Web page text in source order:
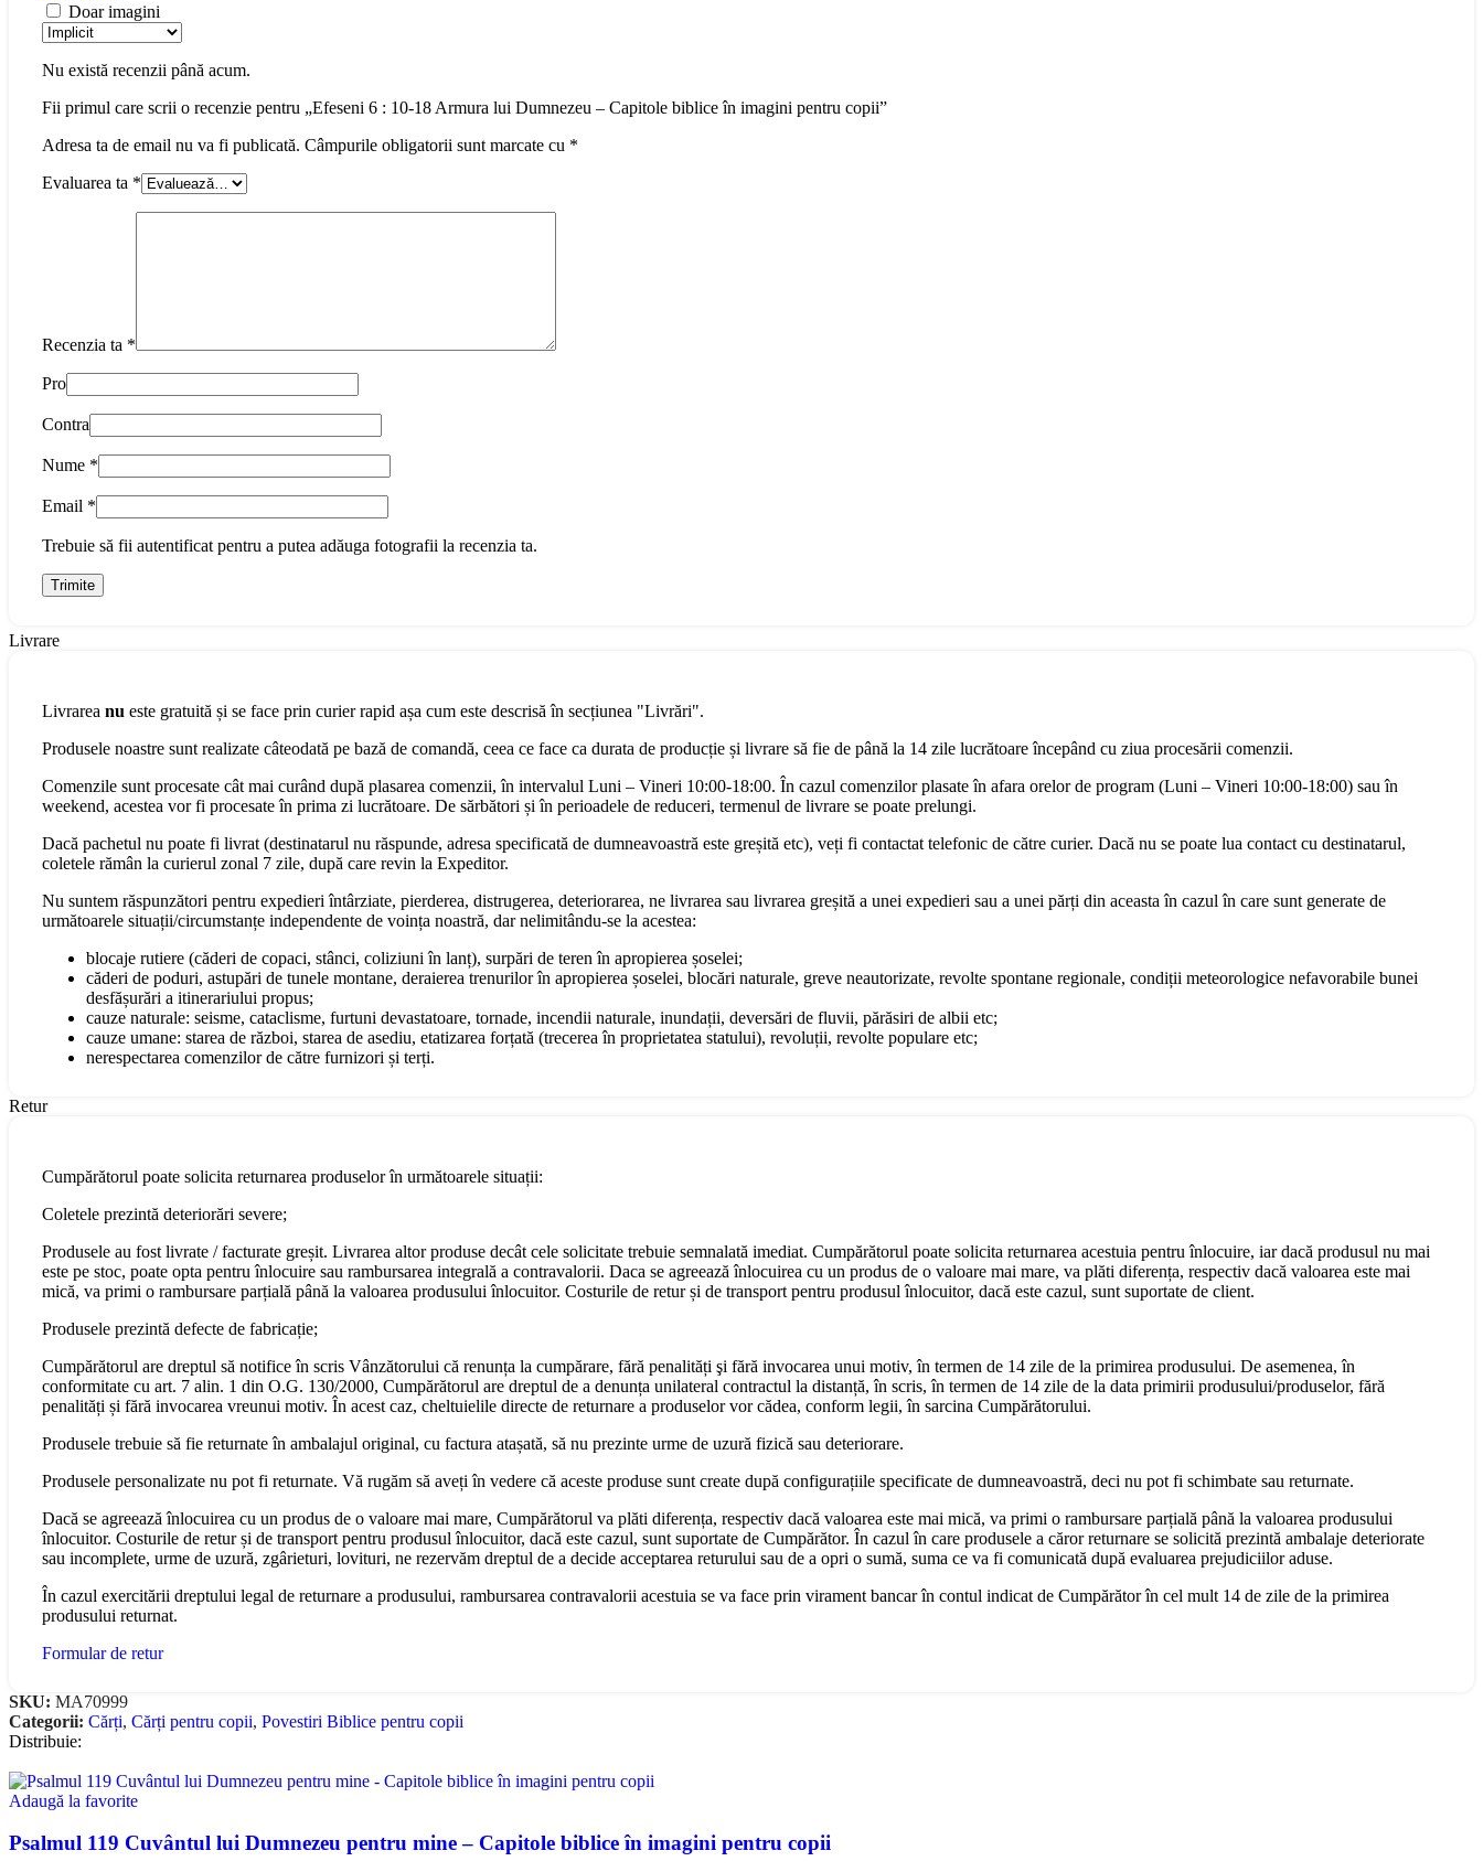
Doar imagini
Nu există recenzii până acum.
Fii primul care scrii o recenzie pentru „Efeseni 6 : 10-18 Armura lui Dumnezeu – Capitole biblice în imagini pentru copii”
Adresa ta de email nu va fi publicată. Câmpurile obligatorii sunt marcate cu *
Evaluarea ta *
Recenzia ta *
Pro
Contra
Nume *
Email *
Trebuie să fii autentificat pentru a putea adăuga fotografii la recenzia ta.
Livrare
Livrarea nu este gratuită și se face prin curier rapid așa cum este descrisă în secțiunea "Livrări".
Produsele noastre sunt realizate câteodată pe bază de comandă, ceea ce face ca durata de producție și livrare să fie de până la 14 zile lucrătoare începând cu ziua procesării comenzii.
Comenzile sunt procesate cât mai curând după plasarea comenzii, în intervalul Luni – Vineri 10:00-18:00. În cazul comenzilor plasate în afara orelor de program (Luni – Vineri 10:00-18:00) sau în
weekend, acestea vor fi procesate în prima zi lucrătoare. De sărbători și în perioadele de reduceri, termenul de livrare se poate prelungi.
Dacă pachetul nu poate fi livrat (destinatarul nu răspunde, adresa specificată de dumneavoastră este greșită etc), veți fi contactat telefonic de către curier. Dacă nu se poate lua contact cu destinatarul,
coletele rămân la curierul zonal 7 zile, după care revin la Expeditor.
Nu suntem răspunzători pentru expedieri întârziate, pierderea, distrugerea, deteriorarea, ne livrarea sau livrarea greșită a unei expedieri sau a unei părți din aceasta în cazul în care sunt generate de
următoarele situații/circumstanțe independente de voința noastră, dar nelimitându-se la acestea:
blocaje rutiere (căderi de copaci, stânci, coliziuni în lanț), surpări de teren în apropierea șoselei;
căderi de poduri, astupări de tunele montane, deraierea trenurilor în apropierea șoselei, blocări naturale, greve neautorizate, revolte spontane regionale, condiții meteorologice nefavorabile bunei
desfășurări a itinerariului propus;
cauze naturale: seisme, cataclisme, furtuni devastatoare, tornade, incendii naturale, inundații, deversări de fluvii, părăsiri de albii etc;
cauze umane: starea de război, starea de asediu, etatizarea forțată (trecerea în proprietatea statului), revoluții, revolte populare etc;
nerespectarea comenzilor de către furnizori și terți.
Retur
Cumpărătorul poate solicita returnarea produselor în următoarele situații:
Coletele prezintă deteriorări severe;
Produsele au fost livrate / facturate greșit. Livrarea altor produse decât cele solicitate trebuie semnalată imediat. Cumpărătorul poate solicita returnarea acestuia pentru înlocuire, iar dacă produsul nu mai
este pe stoc, poate opta pentru înlocuire sau rambursarea integrală a contravalorii. Daca se agreează înlocuirea cu un produs de o valoare mai mare, va plăti diferența, respectiv dacă valoarea este mai
mică, va primi o rambursare parțială până la valoarea produsului înlocuitor. Costurile de retur și de transport pentru produsul înlocuitor, dacă este cazul, sunt suportate de client.
Produsele prezintă defecte de fabricație;
Cumpărătorul are dreptul să notifice în scris Vânzătorului că renunța la cumpărare, fără penalități şi fără invocarea unui motiv, în termen de 14 zile de la primirea produsului. De asemenea, în
conformitate cu art. 7 alin. 1 din O.G. 130/2000, Cumpărătorul are dreptul de a denunța unilateral contractul la distanță, în scris, în termen de 14 zile de la data primirii produsului/produselor, fără
penalități și fără invocarea vreunui motiv. În acest caz, cheltuielile directe de returnare a produselor vor cădea, conform legii, în sarcina Cumpărătorului.
Produsele trebuie să fie returnate în ambalajul original, cu factura atașată, să nu prezinte urme de uzură fizică sau deteriorare.
Produsele personalizate nu pot fi returnate. Vă rugăm să aveți în vedere că aceste produse sunt create după configurațiile specificate de dumneavoastră, deci nu pot fi schimbate sau returnate.
Dacă se agreează înlocuirea cu un produs de o valoare mai mare, Cumpărătorul va plăti diferența, respectiv dacă valoarea este mai mică, va primi o rambursare parțială până la valoarea produsului
înlocuitor. Costurile de retur și de transport pentru produsul înlocuitor, dacă este cazul, sunt suportate de Cumpărător. În cazul în care produsele a căror returnare se solicită prezintă ambalaje deteriorate
sau incomplete, urme de uzură, zgârieturi, lovituri, ne rezervăm dreptul de a decide acceptarea returului sau de a opri o sumă, suma ce va fi comunicată după evaluarea prejudiciilor aduse.
În cazul exercitării dreptului legal de returnare a produsului, rambursarea contravalorii acestuia se va face prin virament bancar în contul indicat de Cumpărător în cel mult 14 de zile de la primirea
produsului returnat.
Formular de retur
SKU: MA70999
Categorii: Cărți, Cărți pentru copii, Povestiri Biblice pentru copii
Distribuie:
Adaugă la favorite
Psalmul 119 Cuvântul lui Dumnezeu pentru mine – Capitole biblice în imagini pentru copii